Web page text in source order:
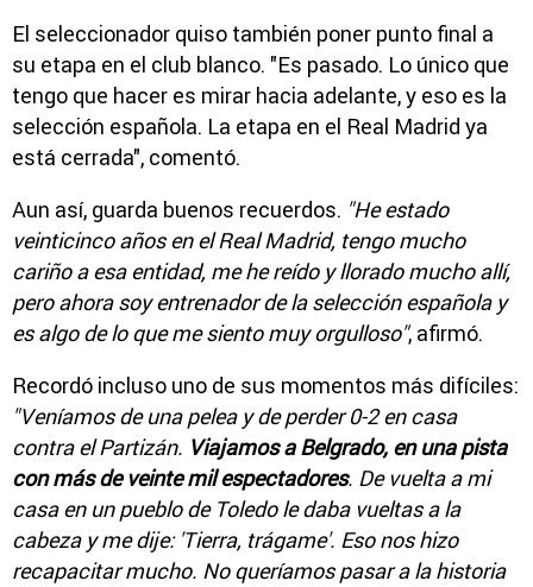
El seleccionador quiso también poner punto final a
su etapa en el club blanco. "Es pasado. Lo único que
tengo que hacer es mirar hacia adelante, y eso es la
selección española. La etapa en el Real Madrid ya
está cerrada", comentó.
Aun así, guarda buenos recuerdos. "He estado
veinticinco años en el Real Madrid, tengo mucho
cariño a esa entidad, me he reído y llorado mucho allí,
pero ahora soy entrenador de la selección española y
es algo de lo que me siento muy orgulloso", afirmó.
Recordó incluso uno de sus momentos más difíciles:
"Veníamos de una pelea y de perder 0-2 en casa
contra el Partizán. Viajamos a Belgrado, en una pista
con más de veinte mil espectadores. De vuelta a mi
casa en un pueblo de Toledo le daba vueltas a la
cabeza y me dije: 'Tierra, trágame'. Eso nos hizo
recapacitar mucho. No queríamos pasar a la historia